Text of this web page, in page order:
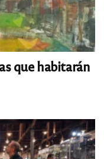
que habitarán